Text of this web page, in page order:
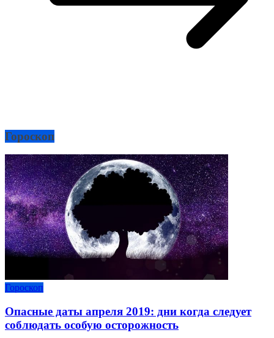
Гороскоп
Гороскоп
Опасные даты апреля 2019: дни когда следует
соблюдать особую осторожность